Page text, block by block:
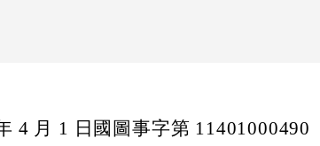
4 月 1 日國圖事字第 11401000490